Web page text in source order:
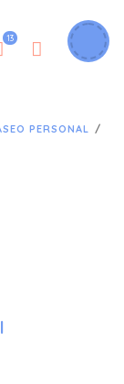
13
PERSONAL /